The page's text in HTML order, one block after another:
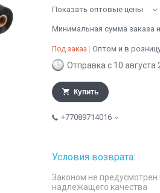
Показать оптовые цены
Минимальная сумма заказа
Под заказ Оптом и в
Отправка с 10 августа
Купить
+77089714016
Законом не предусмотрен
надлежащего качества